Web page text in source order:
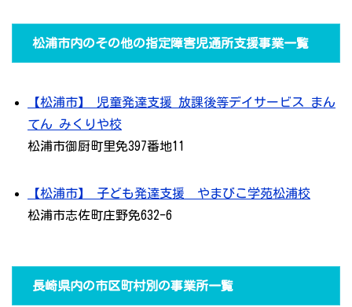
松浦市内のその他の指定障害児通所支援事業一覧
【松浦市】 児童発達支援 放課後等デイサービス まん
てん みくりや校
松浦市御厨町里免397番地11
【松浦市】 子ども発達支援 やまびこ学苑松浦校
松浦市志佐町庄野免632-6
長崎県内の市区町村別の事業所一覧